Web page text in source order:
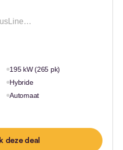
195 kW (265 pk)
Hybride
Automaat
deze deal